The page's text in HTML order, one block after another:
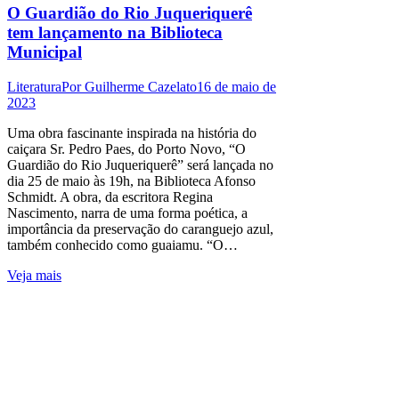
O Guardião do Rio Juqueriquerê
tem lançamento na Biblioteca
Municipal
LiteraturaPorGuilherme Cazelato16 de maio de
2023
Uma obra fascinante inspirada na história do
caiçara Sr. Pedro Paes, do Porto Novo, “O
Guardião do Rio Juqueriquerê” será lançada no
dia 25 de maio às 19h, na Biblioteca Afonso
Schmidt. A obra, da escritora Regina
Nascimento, narra de uma forma poética, a
importância da preservação do caranguejo azul,
também conhecido como guaiamu. “O…
Veja mais